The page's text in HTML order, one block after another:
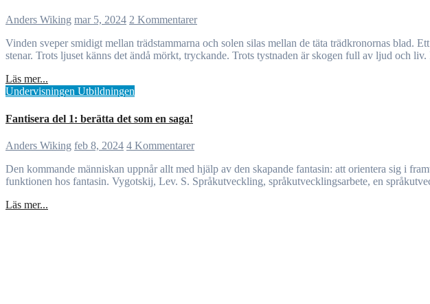
Anders Wiking mar 5, 2024 2 Kommentarer
Vinden sveper smidigt mellan trädstammarna och solen silas mellan de täta trädkronornas blad. Ett gyllengrönt skimmer ligger i den tysta skogen där ljuden dämpas av undervegetationen och mossbeklädda
stenar. Trots ljuset känns det ändå mörkt, tryckande. Trots tystnaden är skogen full av ljud och
Läs mer...
Undervisningen Utbildningen
Fantisera del 1: berätta det som en saga!
Anders Wiking feb 8, 2024 4 Kommentarer
Den kommande människan uppnår allt med hjälp av den skapande fantasin: att orientera sig i framtidens värld och skapa ett beteende, som grundar sig på denna framtid och utgår ifrån den, är den allra viktigaste
funktionen hos fantasin. Vygotskij, Lev. S. Språkutveckling, språkutvecklingsarbete, en
Läs mer...